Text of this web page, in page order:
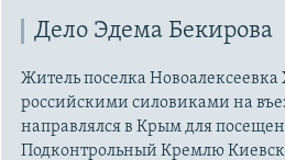
Дело Эдема Бекирова
Житель поселка
российскими силовиками на
направлялся в Крым для
Подконтрольный Кремлю